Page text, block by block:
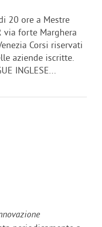
20 ore a Mestre
via forte Marghera
Corsi riservati
aziende iscritte.
INGLESE...